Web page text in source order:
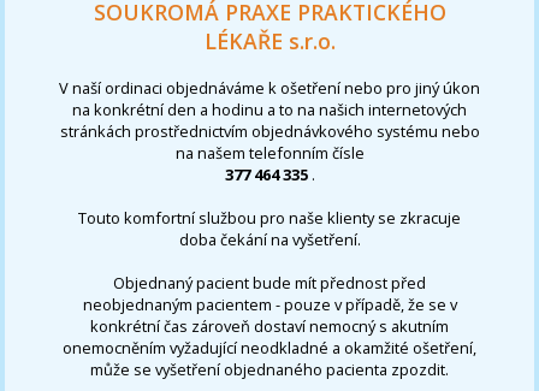
SOUKROMÁ PRAXE PRAKTICKÉHO
LÉKAŘE s.r.o.
V naší ordinaci objednáváme k ošetření nebo pro jiný úkon
na konkrétní den a hodinu a to na našich internetových
stránkách prostřednictvím objednávkového systému nebo
na našem telefonním čísle
377 464 335 .
Touto komfortní službou pro naše klienty se zkracuje
doba čekání na vyšetření.
Objednaný pacient bude mít přednost před
neobjednaným pacientem - pouze v případě, že se v
konkrétní čas zároveň dostaví nemocný s akutním
onemocněním vyžadující neodkladné a okamžité ošetření,
může se vyšetření objednaného pacienta zpozdit.